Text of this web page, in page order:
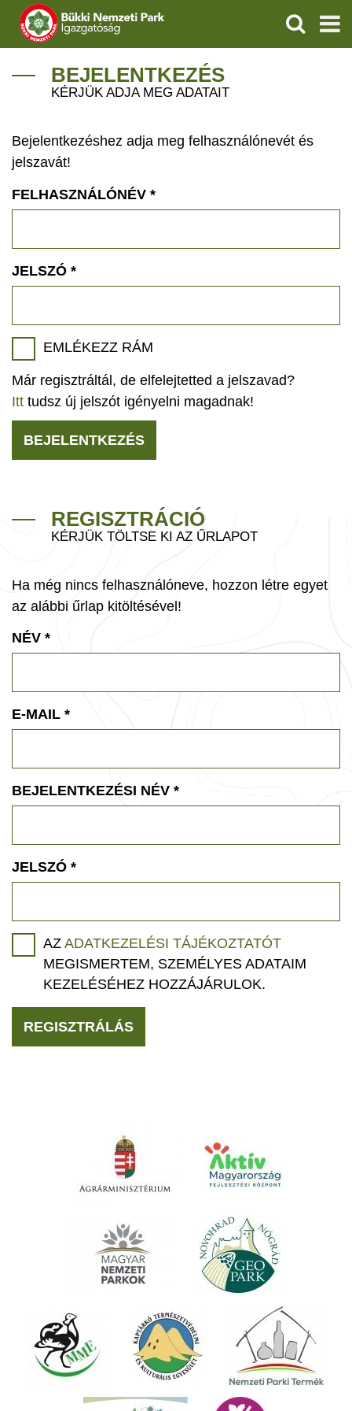
IGAZGATÓSÁG
VÍZVÉDELEM
ÖKOTURIZMUS
GEOPARKOK
KERESÉS
BEJELENTKEZÉS
KÉRJÜK ADJA MEG ADATAIT
Bejelentkezéshez adja meg felhasználónevét és
jelszavát!
FELHASZNÁLÓNÉV *
JELSZÓ *
EMLÉKEZZ RÁM
Már regisztráltál, de elfelejtetted a jelszavad?
Itt tudsz új jelszót igényelni magadnak!
BEJELENTKEZÉS
REGISZTRÁCIÓ
KÉRJÜK TÖLTSE KI AZ ŰRLAPOT
Ha még nincs felhasználóneve, hozzon létre egyet
az alábbi űrlap kitöltésével!
NÉV *
E-MAIL *
BEJELENTKEZÉSI NÉV *
JELSZÓ *
AZ ADATKEZELÉSI TÁJÉKOZTATÓT
MEGISMERTEM, SZEMÉLYES ADATAIM
KEZELÉSÉHEZ HOZZÁJÁRULOK.
REGISZTRÁLÁS